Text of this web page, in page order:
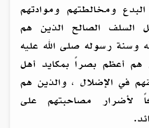
ومخالطتهم وموادتهم
السلف الصالح الذين هم
وسنة رسوله صلى الله عليه
هم أعظم بصراً بمكايد أهل
في الإضلال ، والذين هم
لأضرار مصاحبتهم على